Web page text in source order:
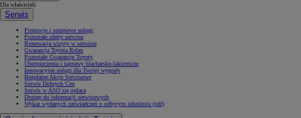
Od81 900 zł
Yaris Cross
HYBRID
Dla właścicieli
Serwis
Promocje i sezonowe usługi
Pozostałe oferty serwisu
Rezerwacja wizyty w serwisie
Gwarancja Toyota Relax
Pozostałe Gwarancje Toyoty
Ubezpieczenia i naprawy blacharsko-lakiernicze
Innowacyjne usługi dla Twojej wygody
Bezpłatne Akcje Serwisowe
Serwis Dobrych Cen
Serwis w ASO się opłaca
Dostęp do informacji serwisowych
Wykaz wydanych zaświadczeń o odbytym szkoleniu (pdf)